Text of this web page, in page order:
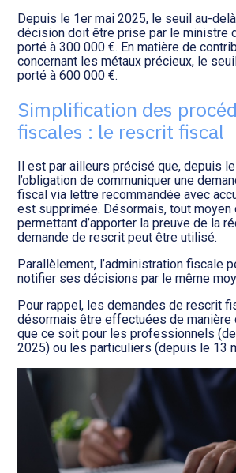
Depuis le 1er mai 2025, le seuil au-
décision doit être prise par le ministre
porté à 300 000 €. En matière de
concernant les métaux précieux, le
porté à 600 000 €.
Simplification des
fiscales : le rescrit fiscal
Il est par ailleurs précisé que, depuis
l’obligation de communiquer une
fiscal via lettre recommandée avec
est supprimée. Désormais, tout moyen
permettant d’apporter la preuve de la
demande de rescrit peut être utilisé.
Parallèlement, l’administration fiscale
notifier ses décisions par le même
Pour rappel, les demandes de rescrit
désormais être effectuées de manière
que ce soit pour les professionnels
2025) ou les particuliers (depuis le 13